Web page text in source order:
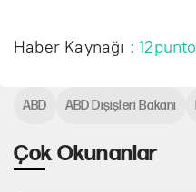
Haber Kaynağı :12punto
Çok Okunanlar
ABD ABD Dışişleri Bakanı